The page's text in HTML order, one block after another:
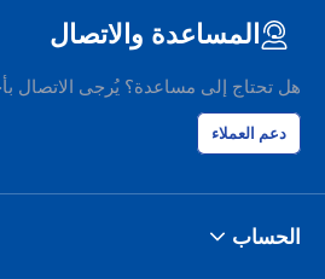
المساعدة والاتصال
هل تحتاج إلى مساعدة؟ يُرجى الاتصال
دعم العملاء
الحساب